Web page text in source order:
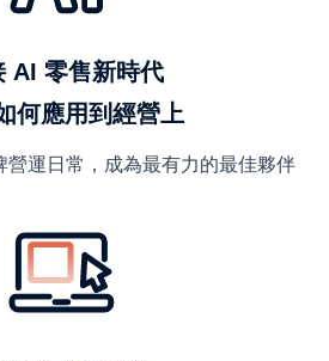
AI 零售新時代
何應用到經營上
營運日常，成為最有力的最佳夥伴